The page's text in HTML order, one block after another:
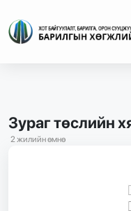
Зураг төслийн
2 жилийн өмнө